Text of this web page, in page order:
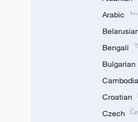
Arabic
Bengali
Bulgarian
Croatian
Czech